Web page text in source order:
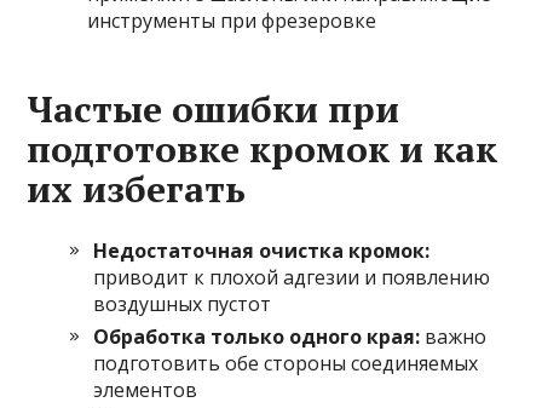
инструменты при фрезеровке
Частые ошибки при
подготовке кромок и как
их избегать
Недостаточная очистка кромок:
приводит к плохой адгезии и появлению
воздушных пустот
Обработка только одного края: важно
подготовить обе стороны соединяемых
элементов